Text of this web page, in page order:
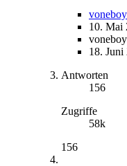
voneboy
10. Mai
voneboy
18. Juni
Antworten
156
Zugriffe
58k
156